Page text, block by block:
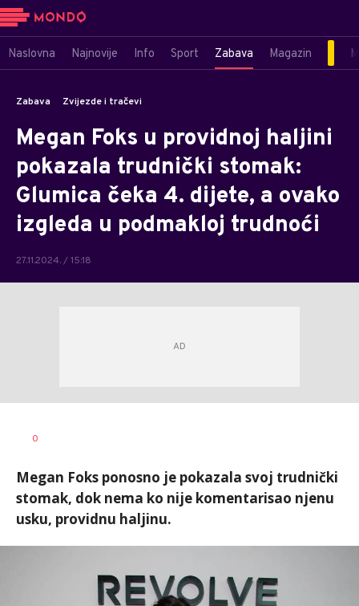
Naslovna Najnovije Info Sport Zabava Magazin
Zabava Zvijezde i tračevi
Megan Foks u providnoj haljini
pokazala trudnički stomak:
Glumica čeka 4. dijete, a ovako
izgleda u podmakloj trudnoći
27.11.2024. / 15:18
AUTOR
0
Megan Foks ponosno je pokazala svoj trudnički
stomak, dok nema ko nije komentarisao njenu
usku, providnu haljinu.